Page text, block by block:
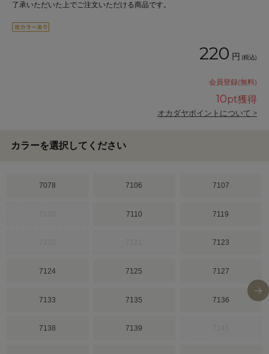
了承いただいた上でご注文いただける商品です。
220 円 (税込)
会員登録(無料)
10pt獲得
オカダヤポイントについて >
カラーを選択してください
7078 7106 7107
7110 7119
7123
7124 7125 7127
7133 7135 7136
7138 7139